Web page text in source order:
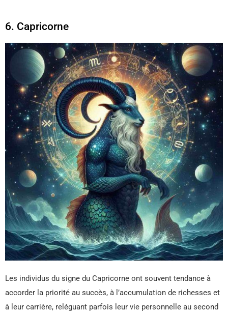
6. Capricorne
Les individus du signe du Capricorne ont souvent tendance à
accorder la priorité au succès, à l’accumulation de richesses et
à leur carrière, reléguant parfois leur vie personnelle au second